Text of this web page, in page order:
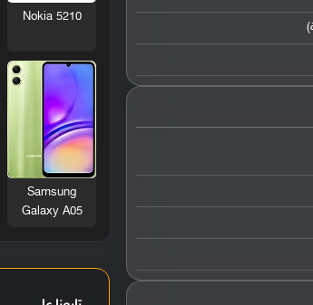
Nokia 5210
Samsung
Galaxy A05